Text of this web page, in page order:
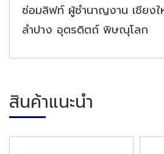
ซ่อมลิฟท์ ผู้ชำนาญงาน เชียง
ลำปาง อุตรดิตถ์ พิษณุโลก
สินค้าแนะนำ